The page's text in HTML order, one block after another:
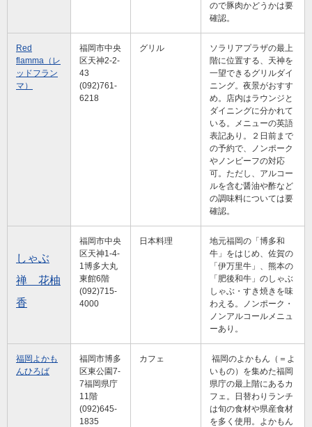
ので豚肉かどうかは要
確認。
Red
flamma（レ
ッドフラン
マ）
福岡市中央
区天神2-2-
43
(092)761-
6218
グリル
ソラリアプラザの最上
階に位置する、天神を
一望できるグリルダイ
ニング。夜景がおすす
め。店内はラウンジと
ダイニングに分かれて
いる。メニューの英語
表記あり。２日前まで
の予約で、ノンポーク
やノンビーフの対応
可。ただし、アルコー
ルを含む醤油や酢など
の調味料については要
確認。
しゃぶ
禅 花柚
香
福岡市中央
区天神1-4-
1博多大丸
東館6階
(092)715-
4000
日本料理
地元福岡の「博多和
牛」をはじめ、佐賀の
「伊万里牛」、熊本の
「肥後和牛」のしゃぶ
しゃぶ・すき焼きを味
わえる。ノンポーク・
ノンアルコールメニュ
ーあり。
福岡よかも
んひろば
福岡市博多
区東公園7-
7福岡県庁
11階
(092)645-
1835
カフェ
福岡のよかもん（＝よ
いもの）を集めた福岡
県庁の最上階にあるカ
フェ。日替わりランチ
は旬の食材や県産食材
を多く使用。よかもん